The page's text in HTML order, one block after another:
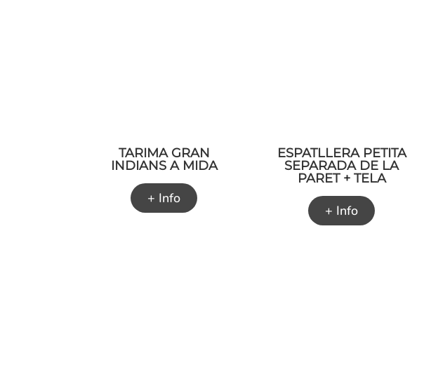
TARIMA GRAN
INDIANS A MIDA
+ Info
ESPATLLERA PETITA
SEPARADA DE LA
PARET + TELA
+ Info